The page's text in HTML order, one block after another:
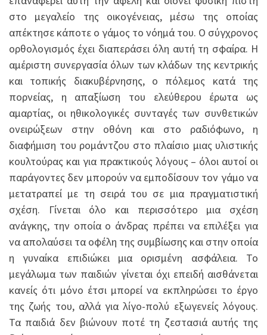
στο μεγαλείο της οικογένειας, μέσω της οποίας
απέκτησε κάποτε ο γάμος το νόημά του. Ο σύγχρονος
ορθολογισμός έχει διαπεράσει όλη αυτή τη σφαίρα. Η
αμέριστη συνεργασία όλων των κλάδων της κεντρικής
και τοπικής διακυβέρνησης, ο πόλεμος κατά της
πορνείας, η απαξίωση του ελεύθερου έρωτα ως
αμαρτίας, οι ηθικολογικές συνταγές των συνθετικών
ονειρώξεων στην οθόνη και στο ραδιόφωνο, η
διαφήμιση του ρομάντζου στο πλαίσιο μιας υλιστικής
κουλτούρας και για πρακτικούς λόγους – όλοι αυτοί οι
παράγοντες δεν μπορούν να εμποδίσουν τον γάμο να
μετατραπεί με τη σειρά του σε μια πραγματιστική
σχέση. Γίνεται όλο και περισσότερο μια σχέση
ανάγκης, την οποία ο άνδρας πρέπει να επιλέξει για
να απολαύσει τα οφέλη της συμβίωσης και στην οποία
η γυναίκα επιδιώκει μια ορισμένη ασφάλεια. Το
μεγάλωμα των παιδιών γίνεται όχι επειδή αισθάνεται
κανείς ότι μόνο έτσι μπορεί να εκπληρώσει το έργο
της ζωής του, αλλά για λίγο-πολύ εξωγενείς λόγους.
Τα παιδιά δεν βιώνουν ποτέ τη ζεστασιά αυτής της